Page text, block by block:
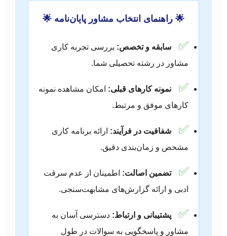
🌟 راهنمای انتخاب مشاور پایان‌نامه 🌟
✅ سابقه و تخصص: بررسی تجربه کاری
مشاور در رشته تحصیلی شما.
✅ نمونه کارهای قبلی: امکان مشاهده نمونه‌
کارهای موفق و مرتبط.
✅ شفافیت در فرآیند: ارائه برنامه کاری
مشخص و زمان‌بندی دقیق.
✅ تضمین اصالت: اطمینان از عدم سرقت
ادبی و ارائه گزارش‌های مشابهت‌سنجی.
✅ پشتیبانی و ارتباط: دسترسی آسان به
مشاور و پاسخگویی به سوالات در طول